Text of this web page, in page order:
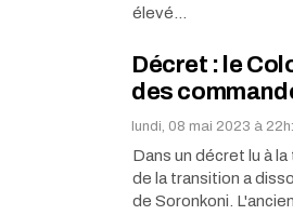
élevé…
Décret : le
des
lundi, 08 mai 2023 à
Dans un décret lu à
de la transition a
de Soronkoni.